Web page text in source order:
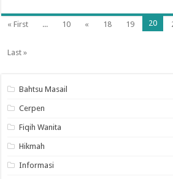
« First ... 10 « 18 19 20
Last »
Bahtsu Masail
Cerpen
Fiqih Wanita
Hikmah
Informasi